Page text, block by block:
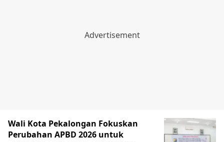
Wali Kota Pekalongan Fokuskan
Perubahan APBD 2026 untuk